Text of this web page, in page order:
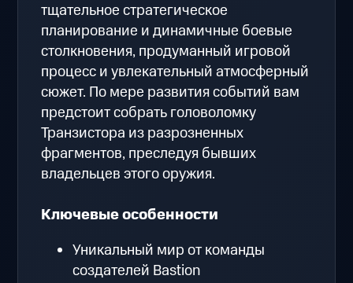
тщательное стратегическое
планирование и динамичные боевые
столкновения, продуманный игровой
процесс и увлекательный атмосферный
сюжет. По мере развития событий вам
предстоит собрать головоломку
Транзистора из разрозненных
фрагментов, преследуя бывших
владельцев этого оружия.
Ключевые особенности
Уникальный мир от команды
создателей Bastion